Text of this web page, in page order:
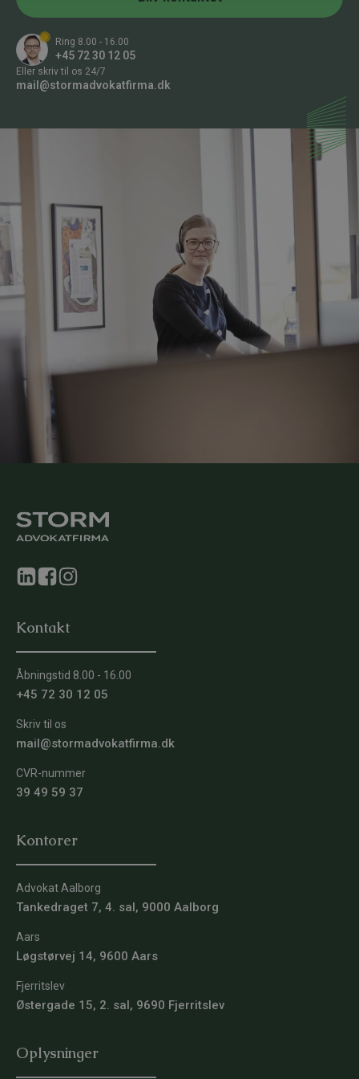
*
Ring 8.00 - 16.00
+45 72 30 12 05
Eller skriv til os 24/7
mail@stormadvokatfirma.dk
Kontakt
Åbningstid 8.00 - 16.00
+45 72 30 12 05
Skriv til os
mail@stormadvokatfirma.dk
CVR-nummer
39 49 59 37
Kontorer
Advokat Aalborg
Tankedraget 7, 4. sal, 9000 Aalborg
Aars
Løgstørvej 14, 9600 Aars
Fjerritslev
Østergade 15, 2. sal, 9690 Fjerritslev
Oplysninger